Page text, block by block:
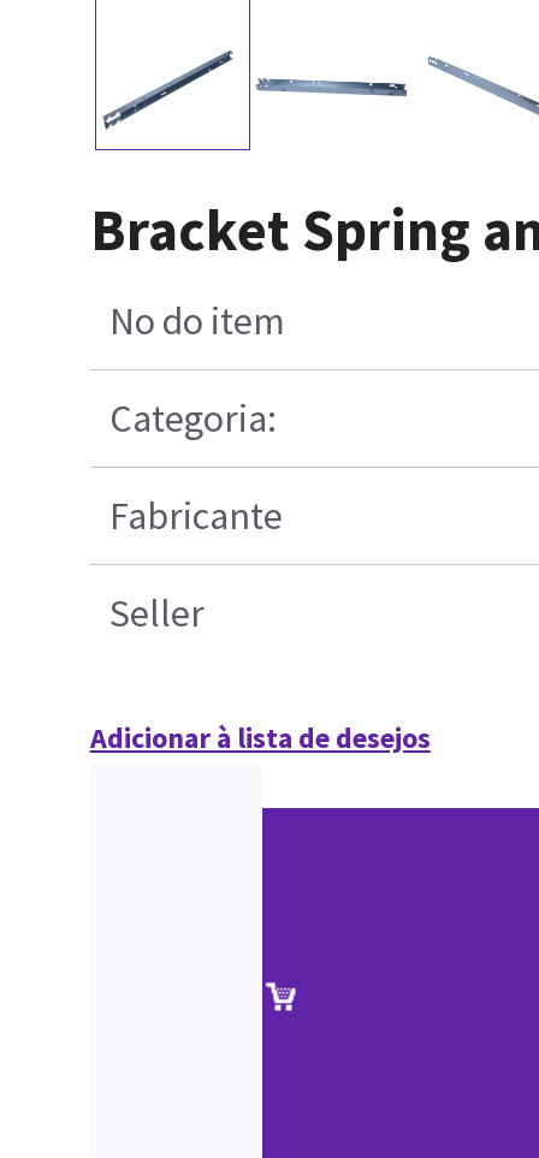
Bracket Spring
No do item
Categoria:
Fabricante
Seller
Adicionar à lista de desejos